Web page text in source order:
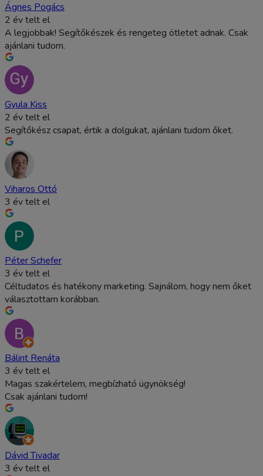
Ágnes Pogács
2 év telt el
A legjobbak! Segítőkészek és rengeteg ötletet adnak. Csak
ajánlani tudom.
Gyula Kiss
2 év telt el
Segítőkész csapat, értik a dolgukat, ajánlani tudom őket.
Viharos Ottó
3 év telt el
Péter Schefer
3 év telt el
Céltudatos és hatékony marketing. Sajnálom, hogy nem őket
választottam korábban.
Bálint Renáta
3 év telt el
Magas szakértelem, megbízható ügynökség!
Csak ajánlani tudom!
Dávid Tivadar
3 év telt el